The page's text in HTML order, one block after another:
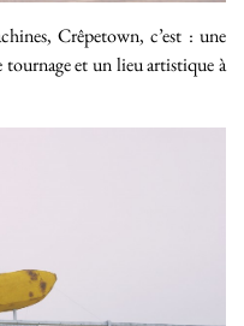
Crêpetown, c’est : une
et un lieu artistique à